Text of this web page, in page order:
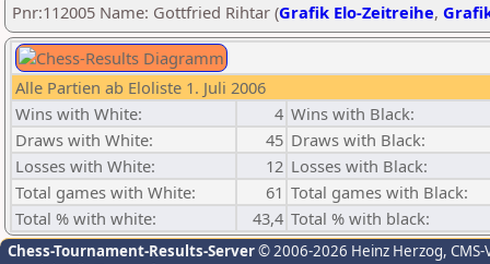
Pnr:112005 Name: Gottfried Rihtar (Grafik Elo-Zeitreihe,
Alle Partien ab Eloliste 1. Juli 2006
Wins with White:
4 Wins with Black:
Draws with White:
45 Draws with Black:
Losses with White:
12 Losses with Black:
Total games with White:
61 Total games with Black:
Total % with white:
43,4 Total % with black:
Chess-Tournament-Results-Server© 2006-2026 Heinz Herzog,